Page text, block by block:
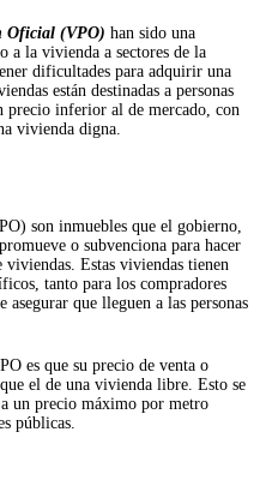
Oficial (VPO) han sido una
a la vivienda a sectores de la
dificultades para adquirir una
están destinadas a personas
precio inferior al de mercado, con
vivienda digna.
son inmuebles que el gobierno,
o subvenciona para hacer
Estas viviendas tienen
tanto para los compradores
que lleguen a las personas
es que su precio de venta o
el de una vivienda libre. Esto se
a un precio máximo por metro
públicas.